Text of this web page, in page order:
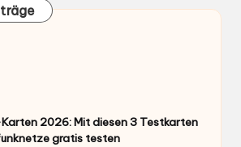
2026: Mit diesen 3 Testkarten
gratis testen